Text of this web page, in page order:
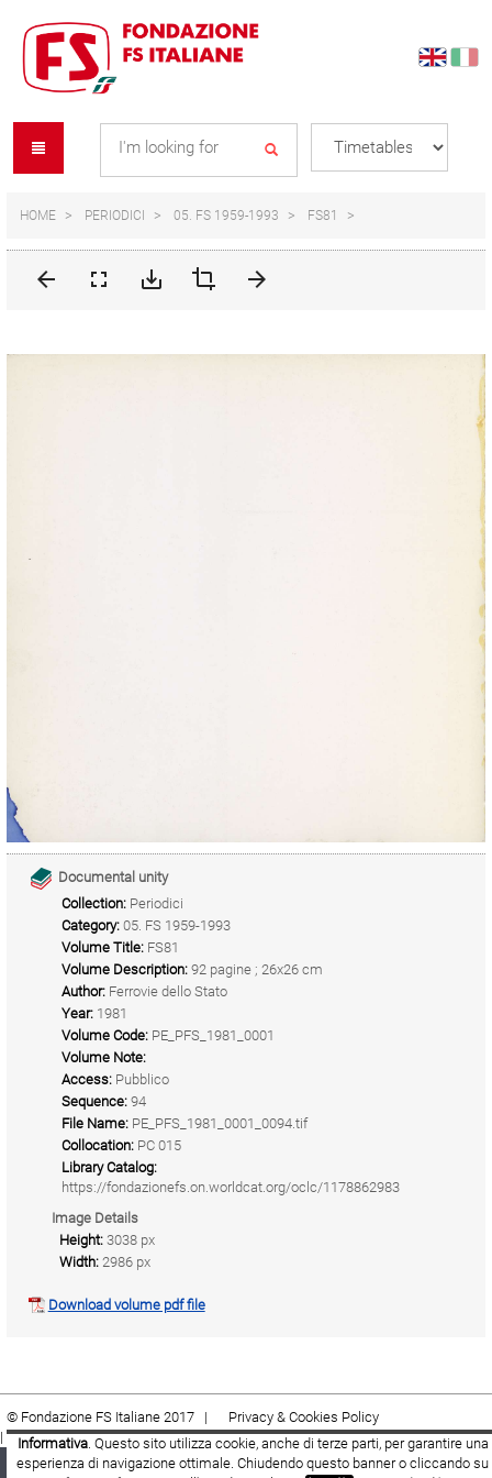
content
navigation
menu
HOME PERIODICI 05. FS 1959-1993 FS81
Documental unity
Collection: Periodici
Category: 05. FS 1959-1993
Volume Title: FS81
Volume Description: 92 pagine ; 26x26 cm
Author: Ferrovie dello Stato
Year: 1981
Volume Code: PE_PFS_1981_0001
Volume Note:
Access: Pubblico
Sequence: 94
File Name: PE_PFS_1981_0001_0094.tif
Collocation: PC 015
Library Catalog:
https://fondazionefs.on.worldcat.org/oclc/1178862983
Image Details
Height: 3038 px
Width: 2986 px
Download volume pdf file
© Fondazione FS Italiane 2017 |
Privacy & Cookies Policy
|Cookie|Termini e condizioni
Informativa. Questo sito utilizza cookie, anche di terze parti, per garantire una
esperienza di navigazione ottimale. Chiudendo questo banner o cliccando su
Facebook
Youtube
Fondazione FS Italiane